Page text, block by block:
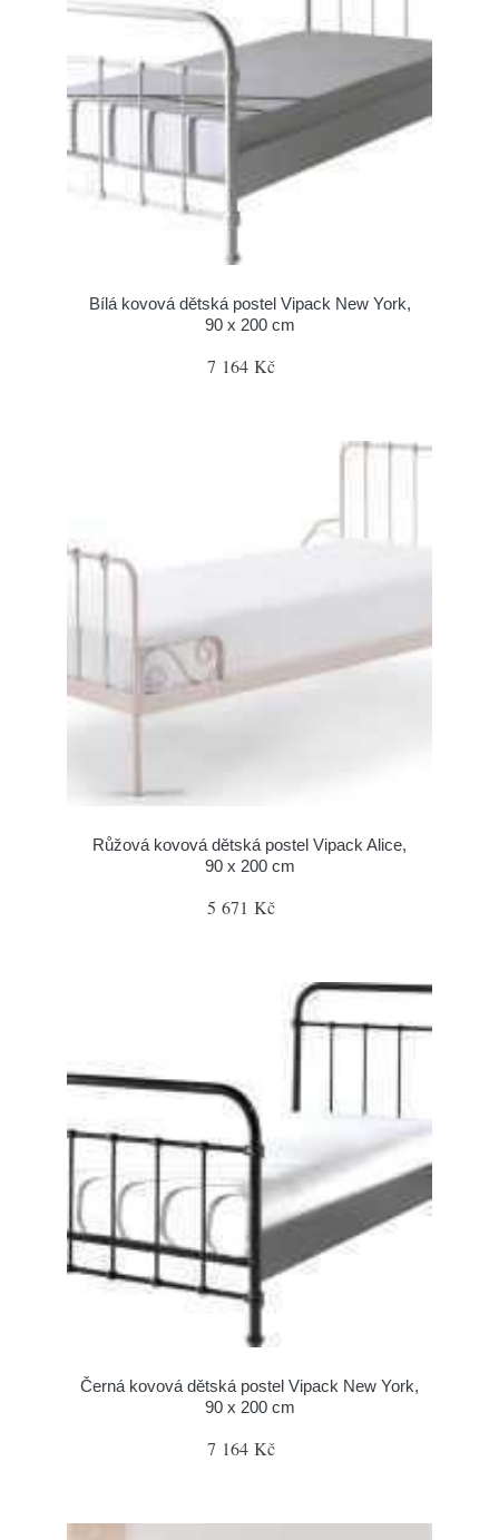
Bílá kovová dětská postel Vipack New York,
90 x 200 cm
7 164 Kč
Růžová kovová dětská postel Vipack Alice,
90 x 200 cm
5 671 Kč
Černá kovová dětská postel Vipack New York,
90 x 200 cm
7 164 Kč